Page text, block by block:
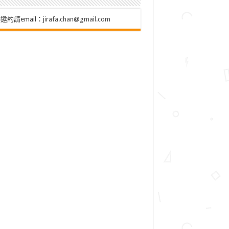
約請email： jirafa.chan@gmail.com